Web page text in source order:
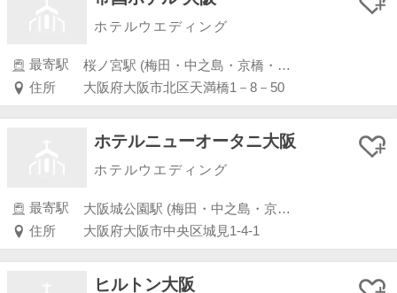
ホテルウエディング
最寄駅
桜ノ宮駅 (梅田・中之島・京橋・桜ノ宮)
住所
大阪府大阪市北区天満橋1－8－50
ホテルニューオータニ大阪
ホテルウエディング
最寄駅
大阪城公園駅 (梅田・中之島・京橋・桜ノ宮)
住所
大阪府大阪市中央区城見1-4-1
ヒルトン大阪